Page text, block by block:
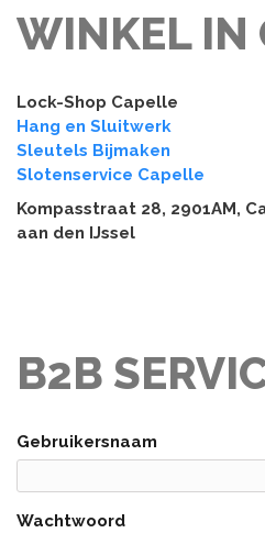
WINKEL IN
Lock-Shop Capelle
Hang en Sluitwerk
Sleutels Bijmaken
Slotenservice Capelle
Kompasstraat 28, 2901AM,
aan den IJssel
B2B
Gebruikersnaam
Wachtwoord